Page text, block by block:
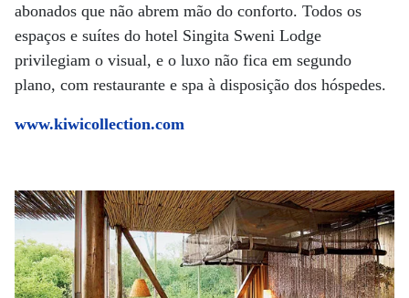
abonados que não abrem mão do conforto. Todos os
espaços e suítes do hotel Singita Sweni Lodge
privilegiam o visual, e o luxo não fica em segundo
plano, com restaurante e spa à disposição dos hóspedes.
www.kiwicollection.com